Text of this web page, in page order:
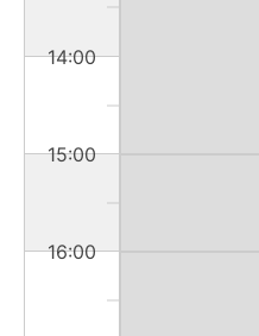
14:00
15:00
16:00